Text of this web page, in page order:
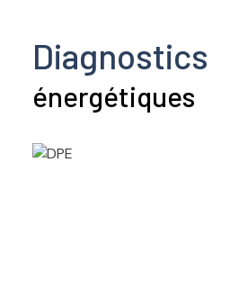
Diagnostics
énergétiques